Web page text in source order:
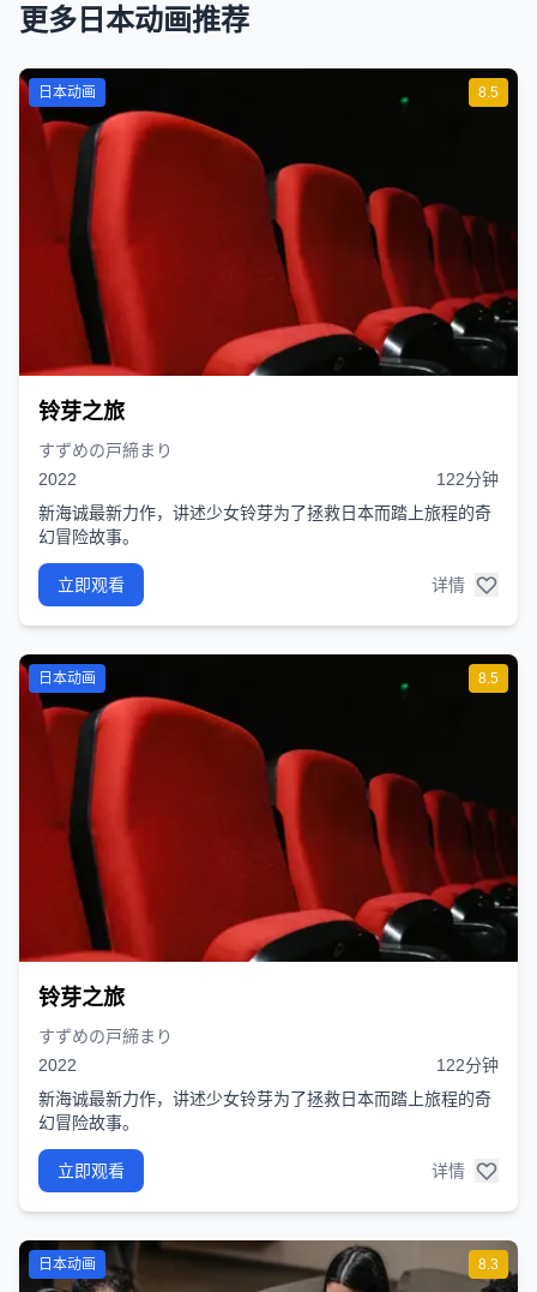
更多日本动画推荐
8.5
日本动画
铃芽之旅
すずめの戸締まり
2022
122分钟
新海诚最新力作，讲述少女铃芽为了拯救日本而踏上旅程的奇
幻冒险故事。
立即观看 详情
8.5
日本动画
铃芽之旅
すずめの戸締まり
2022
122分钟
新海诚最新力作，讲述少女铃芽为了拯救日本而踏上旅程的奇
幻冒险故事。
立即观看 详情
8.3
日本动画